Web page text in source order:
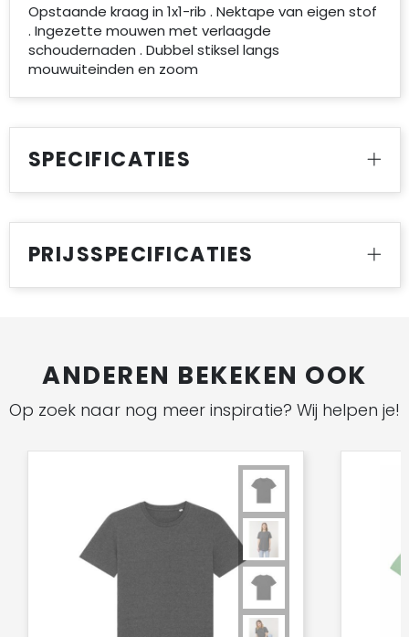
Opstaande kraag in 1x1-rib . Nektape van eigen stof
. Ingezette mouwen met verlaagde
schoudernaden . Dubbel stiksel langs
mouwuiteinden en zoom
SPECIFICATIES
PRIJSSPECIFICATIES
ANDEREN BEKEKEN OOK
Op zoek naar nog meer inspiratie? Wij helpen je!